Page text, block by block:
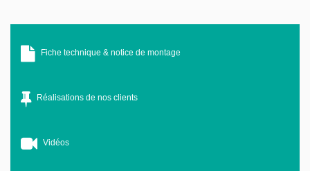
Fiche technique & notice de montage
Réalisations de nos clients
Vidéos